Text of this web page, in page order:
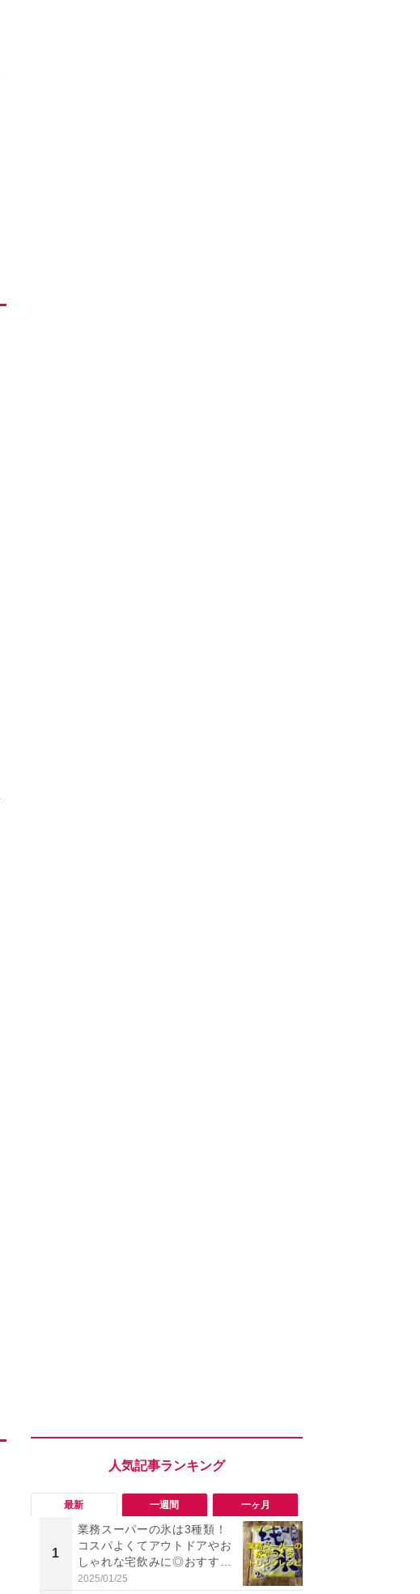
最新 一週間 一ヶ月
1
業務スーパーの氷は3種類！
コスパよくてアウトドアやお
しゃれな宅飲みに◎おすすめ
は2kg「純氷 オーロラアイ
2025/01/25